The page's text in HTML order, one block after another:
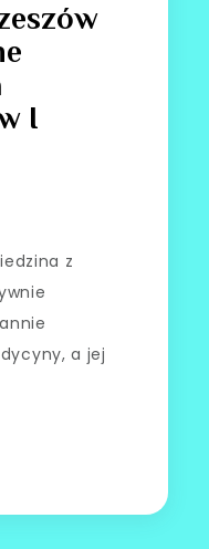
I
z
a jej